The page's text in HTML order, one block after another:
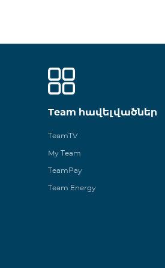
Team հավելվածներ
TeamTV
My Team
TeamPay
Team Energy